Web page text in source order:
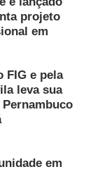
projeto
em
FIG e pela
leva sua
em